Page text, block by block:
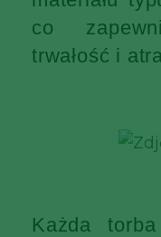
co
trwałość i
Każda